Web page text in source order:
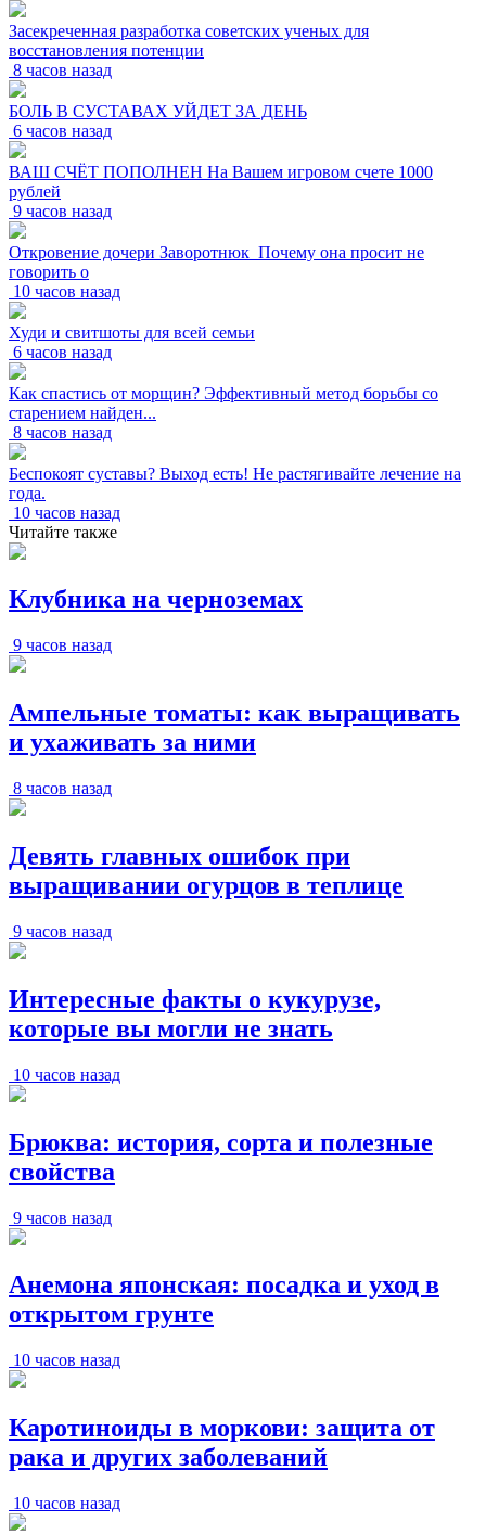
Засекреченная разработка советских ученых для
восстановления потенции
8 часов назад
БОЛЬ В СУСТАВАХ УЙДЕТ ЗА ДЕНЬ
6 часов назад
ВАШ СЧЁТ ПОПОЛНЕН На Вашем игровом счете 1000
рублей
9 часов назад
Откровение дочери Заворотнюк_Почему она просит не
говорить о
10 часов назад
Худи и свитшоты для всей семьи
6 часов назад
Как спастись от морщин? Эффективный метод борьбы со
старением найден...
8 часов назад
Беспокоят суставы? Выход есть! Не растягивайте лечение на
года.
10 часов назад
Читайте также
Клубника на черноземах
9 часов назад
Ампельные томаты: как выращивать
и ухаживать за ними
8 часов назад
Девять главных ошибок при
выращивании огурцов в теплице
9 часов назад
Интересные факты о кукурузе,
которые вы могли не знать
10 часов назад
Брюква: история, сорта и полезные
свойства
9 часов назад
Анемона японская: посадка и уход в
открытом грунте
10 часов назад
Каротиноиды в моркови: защита от
рака и других заболеваний
10 часов назад